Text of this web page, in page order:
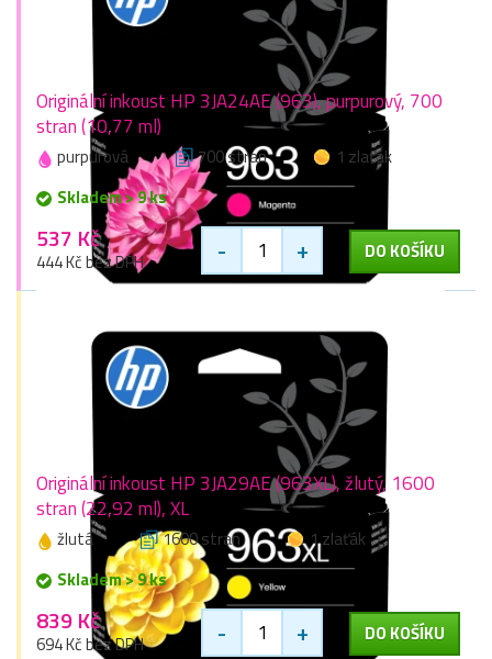
Originální inkoust HP 3JA24AE (963), purpurový, 700
stran (10,77 ml)
purpurová 700 stran
1 zlaťák
Skladem > 9 ks
537 Kč
444 Kč bez DPH - + DO KOŠÍKU
Originální inkoust HP 3JA29AE (963XL), žlutý, 1600
stran (22,92 ml), XL
žlutá 1600 stran
1 zlaťák
Skladem > 9 ks
839 Kč
694 Kč bez DPH - + DO KOŠÍKU